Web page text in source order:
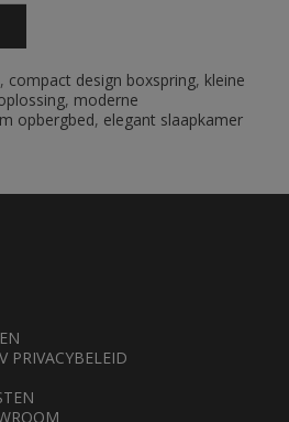
, compact design boxspring, kleine
, moderne
opbergbed, elegant slaapkamer
PRIVACYBELEID